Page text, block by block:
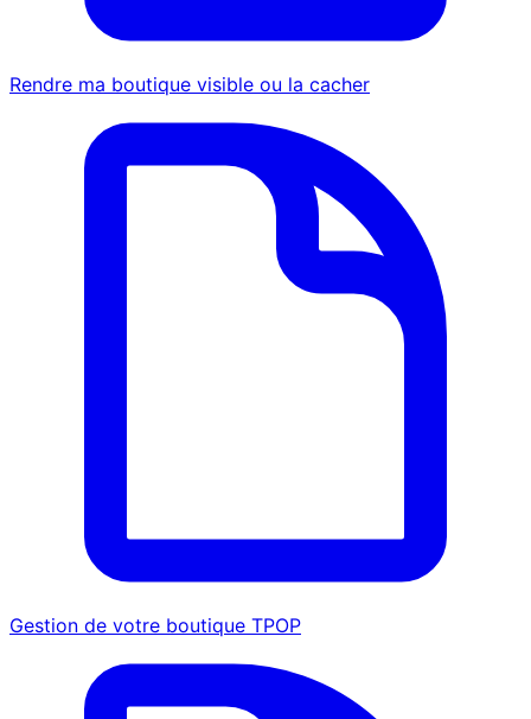
Rendre ma boutique visible ou la cacher
Gestion de votre boutique TPOP